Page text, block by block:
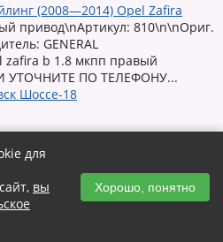
(2008—2014) Opel Zafira
привод\nАртикул: 810\n\nОриг.
GENERAL
zafira b 1.8 мкпп правый
УТОЧНИТЕ ПО ТЕЛЕФОНУ...
Шоссе-18
для
вы
Хорошо, понятно